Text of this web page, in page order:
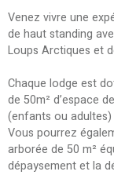
Venez vivre une
de haut standing
Loups Arctiques et
Chaque lodge est
de 50m² d’espace
(enfants ou
Vous pourrez
arborée de 50 m²
dépaysement et la